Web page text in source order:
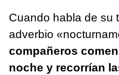
Cuando habla de su
adverbio
compañeros
noche y recorrían